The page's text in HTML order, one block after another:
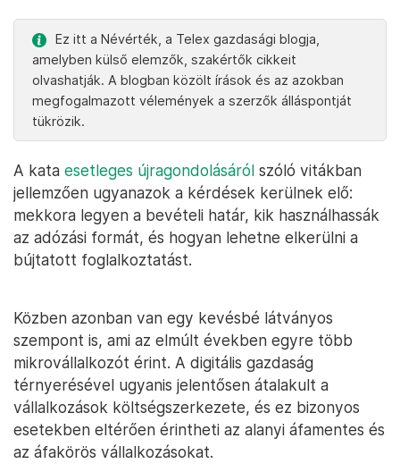
Ez itt a Névérték, a Telex gazdasági blogja,
amelyben külső elemzők, szakértők cikkeit
olvashatják. A blogban közölt írások és az azokban
megfogalmazott vélemények a szerzők álláspontját
tükrözik.
A kata esetleges újragondolásáról szóló vitákban
jellemzően ugyanazok a kérdések kerülnek elő:
mekkora legyen a bevételi határ, kik használhassák
az adózási formát, és hogyan lehetne elkerülni a
bújtatott foglalkoztatást.
Közben azonban van egy kevésbé látványos
szempont is, ami az elmúlt években egyre több
mikrovállalkozót érint. A digitális gazdaság
térnyerésével ugyanis jelentősen átalakult a
vállalkozások költségszerkezete, és ez bizonyos
esetekben eltérően érintheti az alanyi áfamentes és
az áfakörös vállalkozásokat.